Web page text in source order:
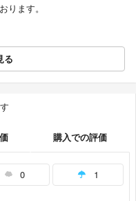
ります。
る
購入での評価
0 1